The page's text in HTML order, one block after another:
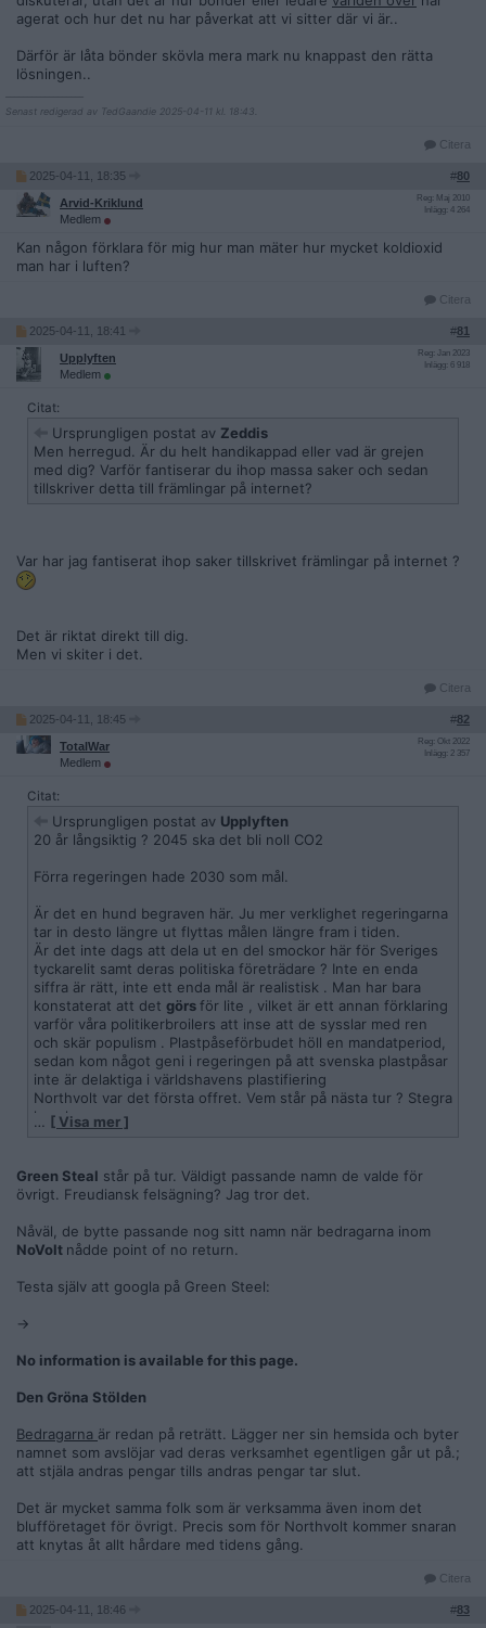
agerat och hur det nu har påverkat att vi sitter där vi är..
Därför är låta bönder skövla mera mark nu knappast den rätta
lösningen..
Senast redigerad av TedGaandie 2025-04-11 kl. 18:43.
Citera
2025-04-11, 18:35 #80
Arvid-Kriklund
Medlem
Reg: Maj 2010
Inlägg: 4 264
Kan någon förklara för mig hur man mäter hur mycket koldioxid
man har i luften?
Citera
2025-04-11, 18:41 #81
Upplyften
Medlem
Reg: Jan 2023
Inlägg: 6 918
Citat:
Ursprungligen postat av Zeddis
Men herregud. Är du helt handikappad eller vad är grejen
med dig? Varför fantiserar du ihop massa saker och sedan
tillskriver detta till främlingar på internet?
Var har jag fantiserat ihop saker tillskrivet främlingar på internet ?
Det är riktat direkt till dig.
Men vi skiter i det.
Citera
2025-04-11, 18:45 #82
TotalWar
Medlem
Reg: Okt 2022
Inlägg: 2 357
Citat:
Ursprungligen postat av Upplyften
20 år långsiktig ? 2045 ska det bli noll CO2
Förra regeringen hade 2030 som mål.
Är det en hund begraven här. Ju mer verklighet regeringarna
tar in desto längre ut flyttas målen längre fram i tiden.
Är det inte dags att dela ut en del smockor här för Sveriges
tyckarelit samt deras politiska företrädare ? Inte en enda
siffra är rätt, inte ett enda mål är realistisk . Man har bara
konstaterat att det görsför lite , vilket är ett annan förklaring
varför våra politikerbroilers att inse att de sysslar med ren
och skär populism . Plastpåseförbudet höll en mandatperiod,
sedan kom något geni i regeringen på att svenska plastpåsar
inte är delaktiga i världshavens plastifiering
Northvolt var det första offret. Vem står på nästa tur ? Stegra
kanske.
Det hela är så jäkla illa skött det är slapface hela vägen.
tänker smått och när de tänker stort så blir det fel varenda
jävla gång
… [ Visa mer ]
Green Steal står på tur. Väldigt passande namn de valde för
övrigt. Freudiansk felsägning? Jag tror det.
Nåväl, de bytte passande nog sitt namn när bedragarna inom
NoVolt nådde point of no return.
Testa själv att googla på Green Steel:
->
No information is available for this page.
Den Gröna Stölden
Bedragarna är redan på reträtt. Lägger ner sin hemsida och byter
namnet som avslöjar vad deras verksamhet egentligen går ut på.;
att stjäla andras pengar tills andras pengar tar slut.
Det är mycket samma folk som är verksamma även inom det
blufföretaget för övrigt. Precis som för Northvolt kommer snaran
att knytas åt allt hårdare med tidens gång.
Citera
2025-04-11, 18:46 #83